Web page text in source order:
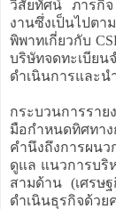
วิสัยทัศน์ ภารกิ
งานซึ่งเป็นไปต
พิพาทเกี่ยวกับ
บริษัทจดทะเบียน
ดำเนินการและน
กระบวนการรา
มือกำหนดทิศท
คำนึงถึงการผน
ดูแล แนวการบริ
สามด้าน (เศรษ
ดำเนินธุรกิจด้ว